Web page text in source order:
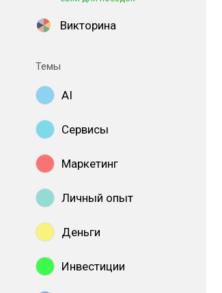
Викторина
Темы
AI
Сервисы
Маркетинг
Личный опыт
Деньги
Инвестиции